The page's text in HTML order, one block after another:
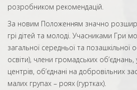
розробником рекомендацій.
За новим Положенням значно
грі дітей та молоді. Учасниками Гри
загальної середньої та позашкільної
освіти), члени громадських
центрів, об’єднані на добровільних
малих групах – роях (гуртках).